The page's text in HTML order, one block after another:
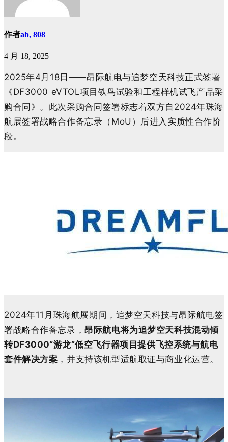
作者ab, 808
4 月 18, 2025
2025年4月18日——昂际航电与追梦空天科技正式签署
《DF3000 eVTOL项目铁鸟试验和工程样机试飞产品采
购合同》 。此次采购合同签署标志着双方自2024年珠海
航展签署战略合作备忘录（MoU）后进入实质性合作阶
段。
2024年11月珠海航展期间，追梦空天科技与昂际航电签
署战略合作备忘录，昂际航电将为追梦空天科技混动倾
转DF3000“游龙”低空飞行器项目提供飞控系统与航电
套件解决方案 ，并支持该机型适航取证与商业化运营。